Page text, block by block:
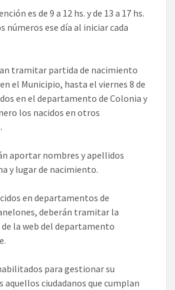
es de 9 a 12 hs. y de 13 a 17 hs.
números ese día al iniciar cada
tramitar partida de nacimiento
el Municipio, hasta el viernes 8 de
en el departamento de Colonia y
los nacidos en otros
aportar nombres y apellidos
y lugar de nacimiento.
en departamentos de
deberán tramitar la
la web del departamento
para gestionar su
aquellos ciudadanos que cumplan